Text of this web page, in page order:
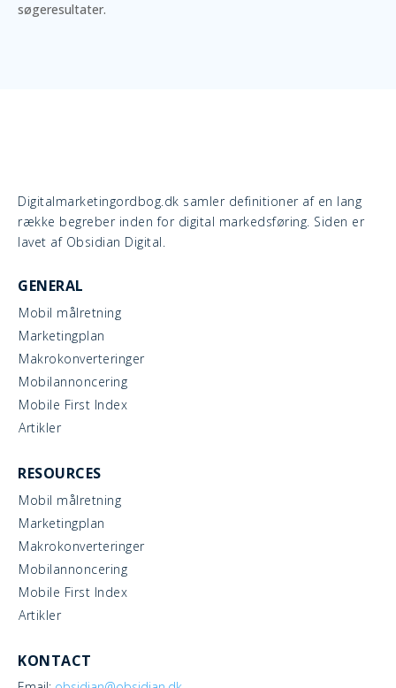
søgeresultater.
Digitalmarketingordbog.dk samler definitioner af en lang
række begreber inden for digital markedsføring. Siden er
lavet af Obsidian Digital.
GENERAL
Mobil målretning
Marketingplan
Makrokonverteringer
Mobilannoncering
Mobile First Index
Artikler
RESOURCES
Mobil målretning
Marketingplan
Makrokonverteringer
Mobilannoncering
Mobile First Index
Artikler
KONTACT